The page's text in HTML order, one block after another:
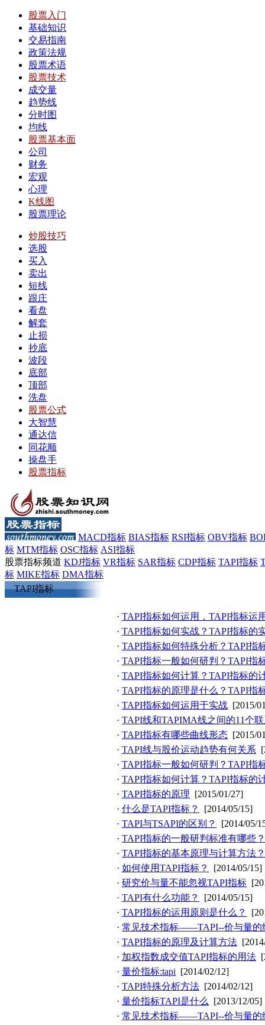
股票入门
基础知识
交易指南
政策法规
股票术语
股票技术
成交量
趋势线
分时图
均线
股票基本面
公司
财务
宏观
心理
K线图
股票理论
炒股技巧
选股
买入
卖出
短线
跟庄
看盘
解套
止损
抄底
波段
底部
顶部
洗盘
股票公式
大智慧
通达信
同花顺
操盘手
股票指标
MACD指标 BIAS指标 RSI指标 OBV指标
标 MTM指标 OSC指标 ASI指标
股票指标频道 KDJ指标 VR指标 SAR指标 CDP指标 TAPI指标
标 MIKE指标 DMA指标
TAPI指标
· TAPI指标如何运用，TAPI指标运
· TAPI指标如何实战？TAPI指标的
· TAPI指标如何特殊分析？TAPI指
· TAPI指标一般如何研判？TAPI指
· TAPI指标如何计算？TAPI指标的
· TAPI指标的原理是什么？TAPI指
· TAPI指标如何运用于实战 [2015/
· TAPI线和TAPIMA线之间的11个
· TAPI指标有哪些曲线形态 [2015/
· TAPI线与股价运动趋势有何关系
· TAPI指标一般如何研判？TAPI指
· TAPI指标如何计算？TAPI指标的
· TAPI指标的原理 [2015/01/27]
· 什么是TAPI指标？
[2014/05/15]
· TAPI与TSAPI的区别？
[2014/05/
· TAPI指标的一般研判标准有哪些？
· TAPI指标的基本原理与计算方法？
· 如何使用TAPI指标？
[2014/05/15]
· 研究价与量不能忽视TAPI指标
· TAPI有什么功能？
[2014/05/15]
· TAPI指标的运用原则是什么？
· 常见技术指标——TAPI--价与量的
· TAPI指标的原理及计算方法
· 加权指数成交值TAPI指标的用法
· 量价指标:tapi [2014/02/12]
· TAPI特殊分析方法 [2014/02/12]
· 量价指标TAPI是什么
[2013/12/05]
· 常见技术指标——TAPI--价与量的